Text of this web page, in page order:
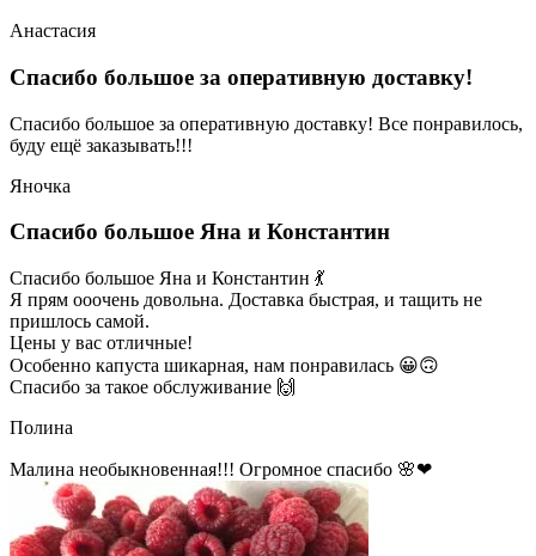
Анастасия
Спасибо большое за оперативную доставку!
Спасибо большое за оперативную доставку! Все понравилось,
буду ещё заказывать!!!
Яночка
Спасибо большое Яна и Константин
Спасибо большое Яна и Константин 💃
Я прям ооочень довольна. Доставка быстрая, и тащить не
пришлось самой.
Цены у вас отличные!
Особенно капуста шикарная, нам понравилась 😀🙃
Спасибо за такое обслуживание 🙌
Полина
Малина необыкновенная!!! Огромное спасибо 🌸❤